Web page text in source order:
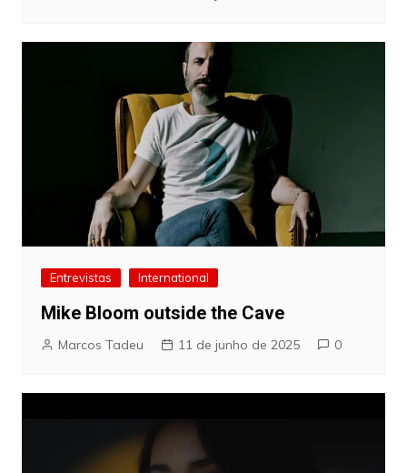
Entrevistas International
Mike Bloom outside the Cave
Marcos Tadeu 11 de junho de 2025 0